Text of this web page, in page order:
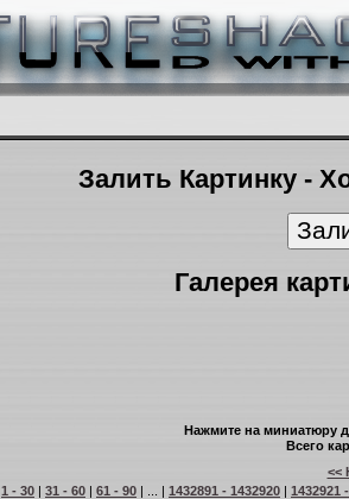
Залить Картинку -
Галерея
Нажмите на миниатюру
Всего
<<
1 - 30 | 31 - 60 | 61 - 90 | ... | 1432891 - 1432920 | 1432921